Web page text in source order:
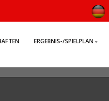
ERGEBNIS-/SPIELPLAN